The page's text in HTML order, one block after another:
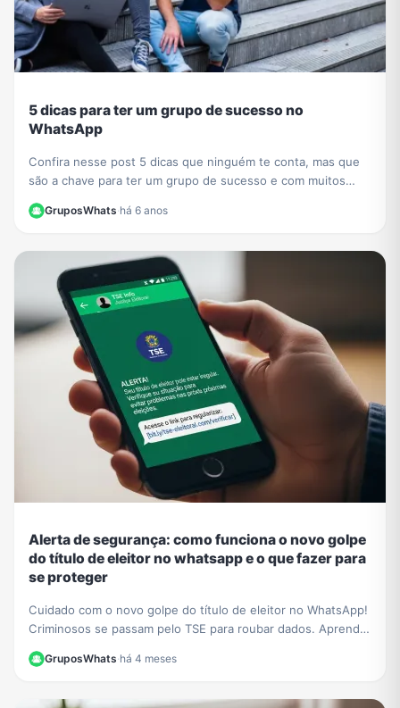
5 dicas para ter um grupo de sucesso no
WhatsApp
Confira nesse post 5 dicas que ninguém te conta, mas que
são a chave para ter um grupo de sucesso e com muitos
GruposWhats·há 6 anos
Alerta de segurança: como funciona o novo golpe
do título de eleitor no whatsapp e o que fazer para
se proteger
Cuidado com o novo golpe do título de eleitor no WhatsApp!
Criminosos se passam pelo TSE para roubar dados. Aprenda
GruposWhats·há 4 meses